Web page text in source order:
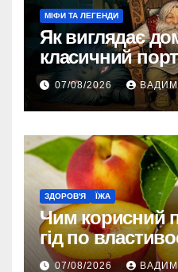
МІФИ ТА ЛЕГЕНДИ
Як виглядає
класичний
зовнішності
07/08/2026 ВАДИМ
ЗДОРОВ'Я ЇЖА
Чим корисний
гід по
впливі на
07/08/2026 ВАДИМ